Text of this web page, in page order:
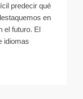
predecir qué
en
el futuro. El
idiomas